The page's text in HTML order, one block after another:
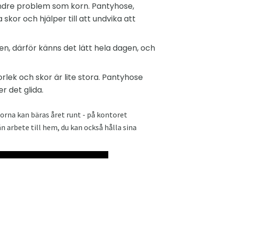
problem som korn. Pantyhose,
och hjälper till att undvika att
därför känns det lätt hela dagen, och
och skor är lite stora. Pantyhose
det glida.
kan bäras året runt - på kontoret
arbete till hem, du kan också hålla sina